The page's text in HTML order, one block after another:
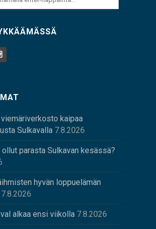
kaipaa
Sulkavalla 7.8.2026
ollut parasta Sulkavan kesässä?
hyvän loppuelämän
7.8.2026
alkaa ensi viikolla 7.8.2026